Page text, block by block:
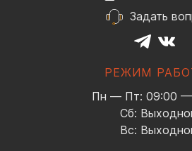
Задать
РЕЖИМ
Пн — Пт: 09:00 —
Сб:
Вс: